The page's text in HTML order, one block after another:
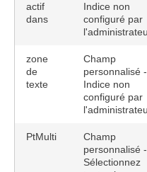
actif
dans
Indice non
configuré par
zone
de
texte
Champ
personnalisé -
Indice non
configuré par
PtMulti
Champ
personnalisé -
Sélectionnez